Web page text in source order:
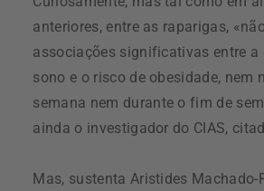
anteriores, entre as raparigas,
associações significativas entre a
sono e o risco de obesidade, nem
semana nem durante o fim de
ainda o investigador do CIAS,
Mas, sustenta Aristides Machado-